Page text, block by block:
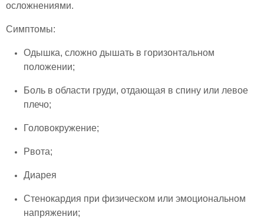
осложнениями.
Симптомы:
Одышка, сложно дышать в горизонтальном
положении;
Боль в области груди, отдающая в спину или левое
плечо;
Головокружение;
Рвота;
Диарея
Стенокардия при физическом или эмоциональном
напряжении;